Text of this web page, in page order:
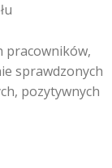
pracowników,
sprawdzonych
pozytywnych